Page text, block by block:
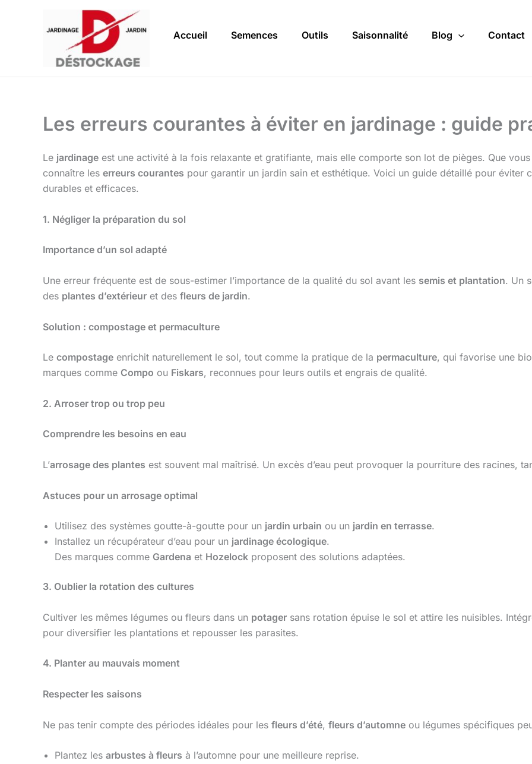
Accueil Semences Outils Saisonnalité Blog Contact
Les erreurs courantes à éviter en jardinage : guide
Le jardinage est une activité à la fois relaxante et gratifiante, mais elle comporte son lot de pièges. Que
connaître les erreurs courantes pour garantir un jardin sain et esthétique. Voici un guide détaillé pour éviter
durables et efficaces.
1. Négliger la préparation du sol
Importance d’un sol adapté
Une erreur fréquente est de sous-estimer l’importance de la qualité du sol avant les semis et plantation. Un
des plantes d’extérieur et des fleurs de jardin.
Solution : compostage et permaculture
Le compostage enrichit naturellement le sol, tout comme la pratique de la permaculture, qui favorise une
marques comme Compo ou Fiskars, reconnues pour leurs outils et engrais de qualité.
2. Arroser trop ou trop peu
Comprendre les besoins en eau
L’arrosage des plantes est souvent mal maîtrisé. Un excès d’eau peut provoquer la pourriture des racines,
Astuces pour un arrosage optimal
Utilisez des systèmes goutte-à-goutte pour un jardin urbain ou un jardin en terrasse.
Installez un récupérateur d’eau pour un jardinage écologique.
Des marques comme Gardena et Hozelock proposent des solutions adaptées.
3. Oublier la rotation des cultures
Cultiver les mêmes légumes ou fleurs dans un potager sans rotation épuise le sol et attire les nuisibles.
pour diversifier les plantations et repousser les parasites.
4. Planter au mauvais moment
Respecter les saisons
Ne pas tenir compte des périodes idéales pour les fleurs d’été, fleurs d’automne ou légumes spécifiques
Plantez les arbustes à fleurs à l’automne pour une meilleure reprise.